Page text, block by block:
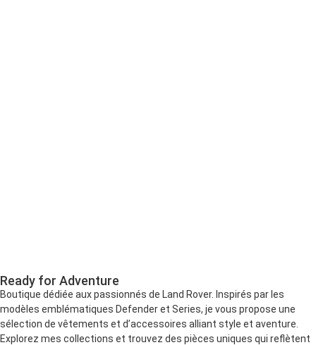
Ready for Adventure
Boutique dédiée aux passionnés de Land Rover. Inspirés par les
modèles emblématiques Defender et Series, je vous propose une
sélection de vêtements et d’accessoires alliant style et aventure.
Explorez mes collections et trouvez des pièces uniques qui reflètent